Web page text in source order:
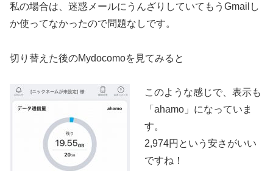
私の場合は、迷惑メールにうんざりしていてもうGmailし
か使ってなかったので問題なしです。
切り替えた後のMydocomoを見てみると
このような感じで、表示も
「ahamo」になっていま
す。
2,974円という安さがいい
ですね！